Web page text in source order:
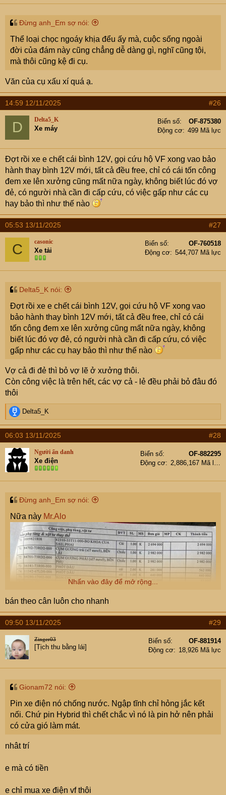
Đừng anh_Em sợ nói:
Thể loại chọc ngoáy khịa đểu ấy mà, cuộc sống ngoài
đời của đám này cũng chẳng dễ dàng gì, nghĩ cũng tội,
mà thôi cũng kệ đi cụ.
Văn của cụ xấu xí quá ạ.
14:59 12/11/2025 #26
D Delta5_K
Xe máy
Biển số
OF-875380
Động cơ
499 Mã lực
Đợt rồi xe e chết cái bình 12V, gọi cứu hộ VF xong vao bảo
hành thay bình 12V mới, tất cả đều free, chỉ có cái tốn công
đem xe lên xưởng cũng mất nữa ngày, không biết lúc đó vợ
đẻ, có người nhà cần đi cấp cứu, có việc gấp như các cụ
hay bảo thì như thế nào
05:53 13/11/2025 #27
C casonic
Xe tải
Biển số
OF-760518
Động cơ
544,707 Mã lực
Delta5_K nói:
Đợt rồi xe e chết cái bình 12V, gọi cứu hộ VF xong vao
bảo hành thay bình 12V mới, tất cả đều free, chỉ có cái
tốn công đem xe lên xưởng cũng mất nữa ngày, không
biết lúc đó vợ đẻ, có người nhà cần đi cấp cứu, có việc
gấp như các cụ hay bảo thì như thế nào
Vợ cả đi đẻ thì bỏ vợ lẽ ở xưởng thôi.
Còn công việc là trên hết, các vợ cả - lẻ đều phải bỏ đâu đó
thôi
R
e
a
c
t
i
o
n
s
Delta5_K
06:03 13/11/2025 #28
Người ẩn danh
Xe điện
Biển số
OF-882295
Động cơ
Đừng anh_Em sợ nói:
Nữa này Mr.Alo
Nhấn vào đây để mở rộng...
bán theo cân luôn cho nhanh
09:50 13/11/2025 #29
Zinger03
[Tịch thu bằng lái]
Biển số
OF-881914
Động cơ
18,926 Mã lực
Gionam72 nói:
Pin xe điện nó chống nước. Ngập tĩnh chỉ hỏng jắc kết
nối. Chứ pin Hybrid thì chết chắc vì nó là pin hở nên phải
có cửa gió làm mát.
nhât trí
e mà có tiền
e chỉ mua xe điện vf thôi